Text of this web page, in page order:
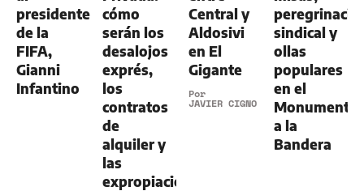
presidente
de la
FIFA,
Gianni
Infantino
cómo
serán los
desalojos
exprés,
los
contratos
de
alquiler y
las
expropiaciones
Central y
Aldosivi
en El
Gigante
Por
JAVIER CIGNO
sindical y
ollas
populares
en el
Monumento
a la
Bandera